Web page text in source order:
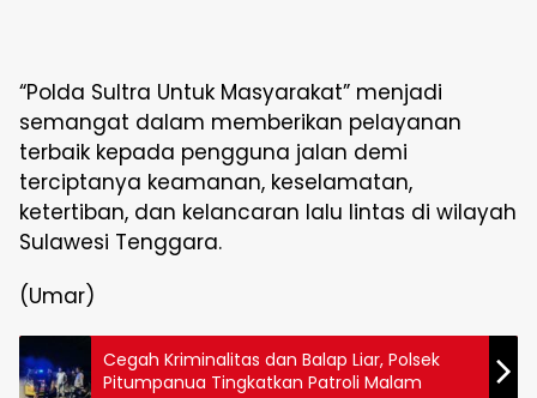
“Polda Sultra Untuk Masyarakat” menjadi
semangat dalam memberikan pelayanan
terbaik kepada pengguna jalan demi
terciptanya keamanan, keselamatan,
ketertiban, dan kelancaran lalu lintas di wilayah
Sulawesi Tenggara.
(Umar)
Cegah Kriminalitas dan Balap Liar, Polsek
Pitumpanua Tingkatkan Patroli Malam